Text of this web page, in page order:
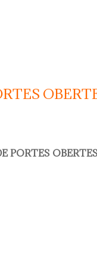
PORTES
obertes al museu